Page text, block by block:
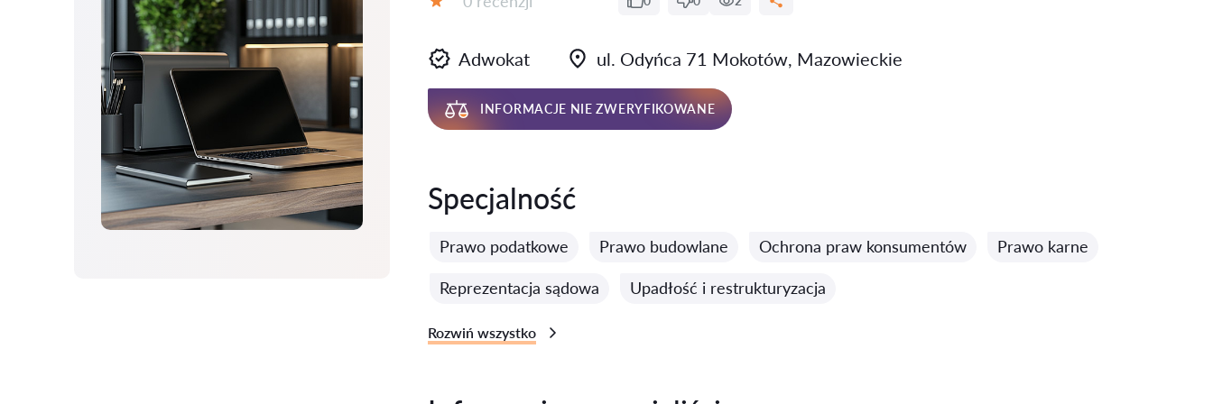
Adwokat ul. Odyńca 71 Mokotów, Mazowieckie
INFORMACJE NIE ZWERYFIKOWANE
Specjalność
Prawo podatkowe Prawo budowlane Ochrona praw konsumentów Prawo karne
Reprezentacja sądowa Upadłość i restrukturyzacja
Rozwiń wszystko